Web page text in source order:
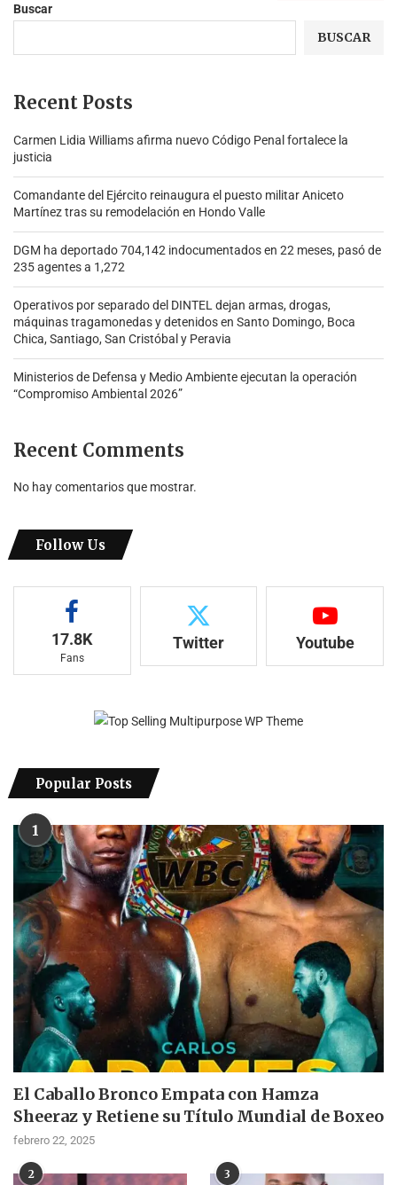
Buscar
BUSCAR
Recent Posts
Carmen Lidia Williams afirma nuevo Código Penal fortalece la
justicia
Comandante del Ejército reinaugura el puesto militar Aniceto
Martínez tras su remodelación en Hondo Valle
DGM ha deportado 704,142 indocumentados en 22 meses, pasó de
235 agentes a 1,272
Operativos por separado del DINTEL dejan armas, drogas,
máquinas tragamonedas y detenidos en Santo Domingo, Boca
Chica, Santiago, San Cristóbal y Peravia
Ministerios de Defensa y Medio Ambiente ejecutan la operación
“Compromiso Ambiental 2026”
Recent Comments
No hay comentarios que mostrar.
Follow Us
17.8K
Fans
Twitter Youtube
Popular Posts
1
El Caballo Bronco Empata con Hamza
Sheeraz y Retiene su Título Mundial de Boxeo
febrero 22, 2025
2 3